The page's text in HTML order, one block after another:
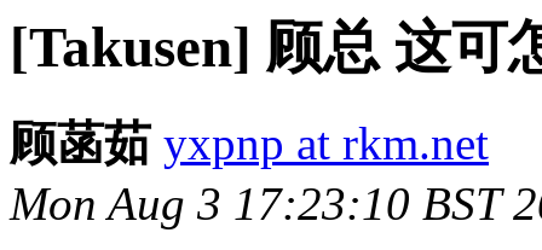
[Takusen] 顾总 这可
顾菡茹 yxpnp at rkm.net
Mon Aug 3 17:23:10 BST